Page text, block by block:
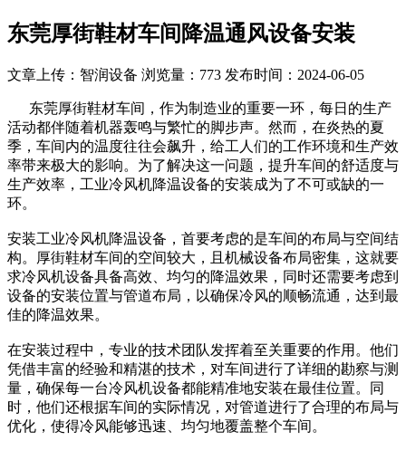
东莞厚街鞋材车间降温通风设备安装
文章上传：智润设备 浏览量：773 发布时间：2024-06-05
东莞厚街鞋材车间，作为制造业的重要一环，每日的生产
活动都伴随着机器轰鸣与繁忙的脚步声。然而，在炎热的夏
季，车间内的温度往往会飙升，给工人们的工作环境和生产效
率带来极大的影响。为了解决这一问题，提升车间的舒适度与
生产效率，工业冷风机降温设备的安装成为了不可或缺的一
环。
安装工业冷风机降温设备，首要考虑的是车间的布局与空间结
构。厚街鞋材车间的空间较大，且机械设备布局密集，这就要
求冷风机设备具备高效、均匀的降温效果，同时还需要考虑到
设备的安装位置与管道布局，以确保冷风的顺畅流通，达到最
佳的降温效果。
在安装过程中，专业的技术团队发挥着至关重要的作用。他们
凭借丰富的经验和精湛的技术，对车间进行了详细的勘察与测
量，确保每一台冷风机设备都能精准地安装在最佳位置。同
时，他们还根据车间的实际情况，对管道进行了合理的布局与
优化，使得冷风能够迅速、均匀地覆盖整个车间。